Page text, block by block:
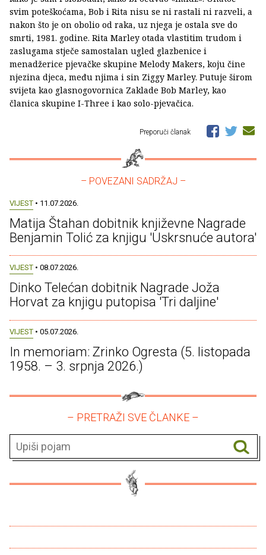
svim poteškoćama, Bob i Rita nisu se ni rastali ni razveli, a
nakon što je on obolio od raka, uz njega je ostala sve do
smrti, 1981. godine. Rita Marley otada vlastitim trudom i
zaslugama stječe samostalan ugled glazbenice i
menadžerice pjevačke skupine Melody Makers, koju čine
njezina djeca, među njima i sin Ziggy Marley. Putuje širom
svijeta kao glasnogovornica Zaklade Bob Marley, kao
članica skupine I-Three i kao solo-pjevačica.
Preporuči članak
– POVEZANI SADRŽAJ –
VIJEST • 11.07.2026.
Matija Štahan dobitnik književne Nagrade
Benjamin Tolić za knjigu 'Uskrsnuće autora'
VIJEST • 08.07.2026.
Dinko Telećan dobitnik Nagrade Joža
Horvat za knjigu putopisa 'Tri daljine'
VIJEST • 05.07.2026.
In memoriam: Zrinko Ogresta (5. listopada
1958. – 3. srpnja 2026.)
– PRETRAŽI SVE ČLANKE –